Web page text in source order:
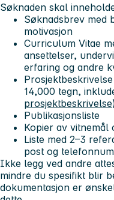
Søknaden skal
Søknadsbrev med
motivasjon
Curriculum Vitae
ansettelser,
erfaring og andre
14,000 tegn,
prosjektbeskrivelse
Publikasjonsliste
Kopier av vitnemål
Liste med 2–3
post og
Ikke legg ved andre
mindre du spesifikt blir
dokumentasjon er